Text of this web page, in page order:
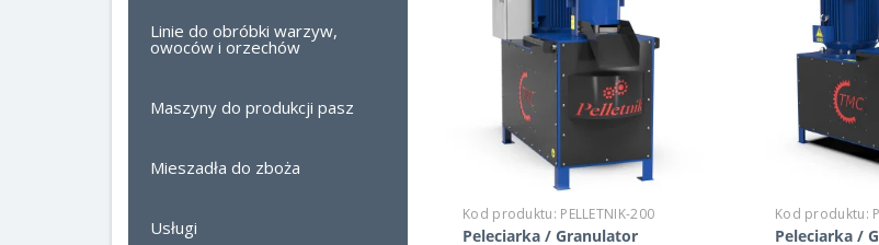
Linie do obróbki warzyw,
owoców i orzechów
Maszyny do produkcji pasz
Mieszadła do zboża
Usługi
Kod produktu: PELLETNIK-200
Peleciarka / Granulator
Kod produktu:
Peleciarka /